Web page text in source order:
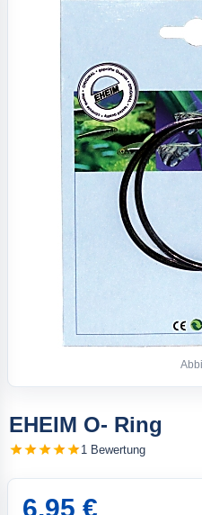
EHEIM O- Ring
1 Bewertung
6,95 €